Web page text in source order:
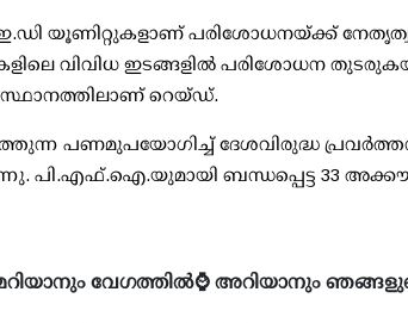
യൂണിറ്റുകളാണ് പരിശോധനയ്ക്ക്
വിവിധ ഇടങ്ങളില്‍ പരിശോധന
റെയ്ഡ്.
എത്തുന്ന പണമുപയോഗിച്ച് ദേശവിരുദ്ധ
പി.എഫ്.ഐ.യുമായി ബന്ധപ്പെട്ട 33
വേഗത്തിൽ⌚ അറിയാനും